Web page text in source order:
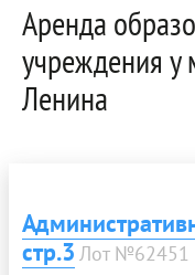
Аренда
учреждения у
Ленина
стр.3 Лот №62451